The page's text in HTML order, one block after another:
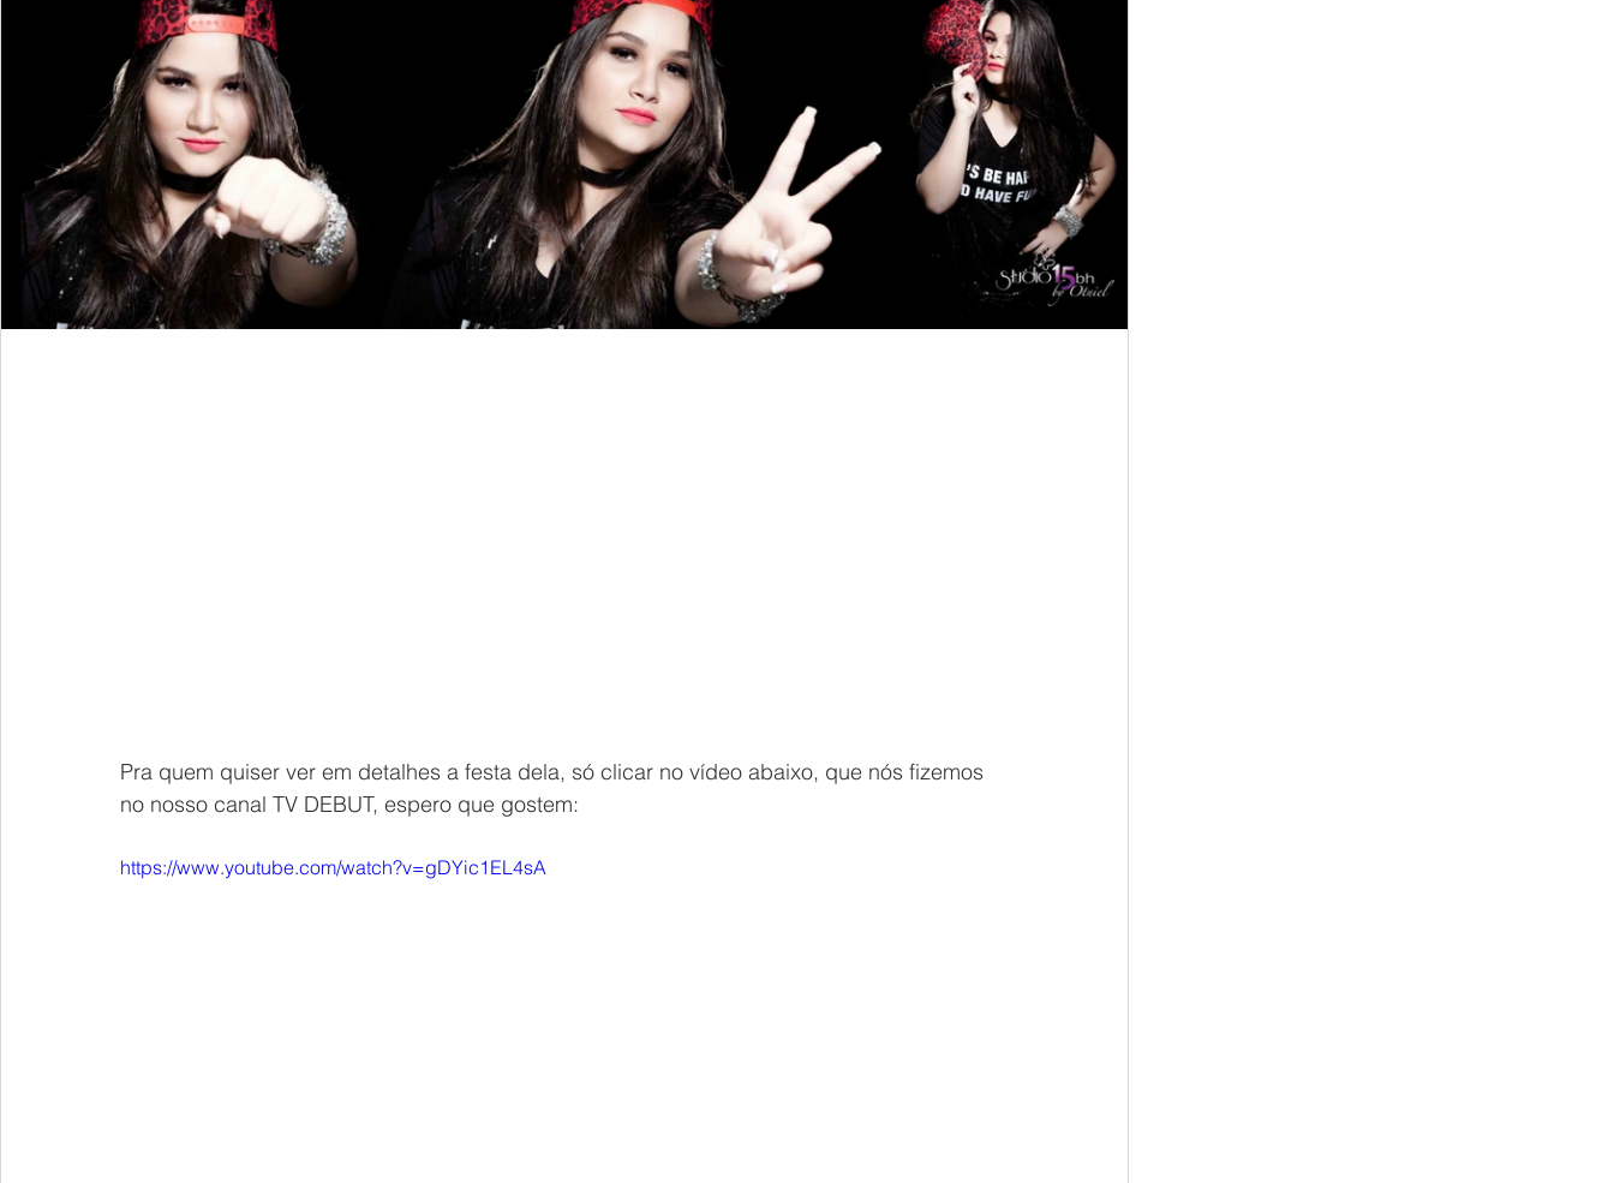
Pra quem quiser ver em detalhes a festa dela, só clicar no vídeo abaixo, que nós fizemos
no nosso canal TV DEBUT, espero que gostem:
https://www.youtube.com/watch?v=gDYic1EL4sA